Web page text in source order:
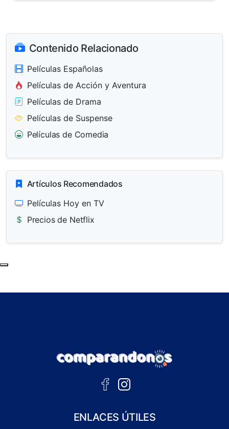
Contenido Relacionado
Películas Españolas
Películas de Acción y Aventura
Películas de Drama
Películas de Suspense
Películas de Comedia
Artículos Recomendados
Películas Hoy en TV
Precios de Netflix
ENLACES ÚTILES